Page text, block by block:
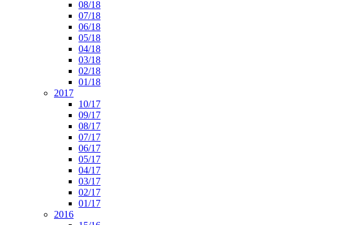
08/18
07/18
06/18
05/18
04/18
03/18
02/18
01/18
2017
10/17
09/17
08/17
07/17
06/17
05/17
04/17
03/17
02/17
01/17
2016